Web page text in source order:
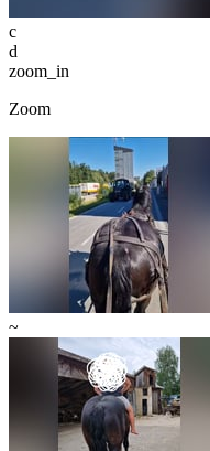
c
d
zoom_in
Zoom
~